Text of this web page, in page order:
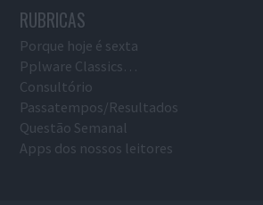
RUBRICAS
Porque hoje é sexta
Pplware Classics…
Consultório
Passatempos/Resultados
Questão Semanal
Apps dos nossos leitores